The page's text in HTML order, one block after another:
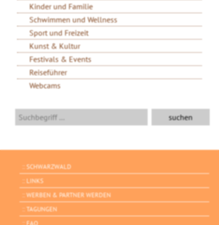
Kinder und Familie
Schwimmen und Wellness
Sport und Freizeit
Kunst & Kultur
Festivals & Events
Reiseführer
Webcams
SCHWARZWALD
LINKS
WERBEN & PARTNER WERDEN
TAGUNGEN
FAQ